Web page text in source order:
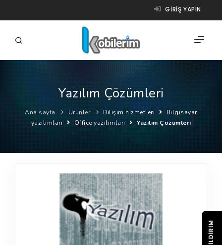
GIRIŞ YAPIN
FIRMALAR
ÜRÜNLER
NASIL ÇALIŞIR?
Yazılım Çözümleri
Ana sayfa Ürünler Bilişim hizmetleri
Bilgisayar
yazılımları
Office yazılımları Yazılım Çözümleri
BILDIRIM